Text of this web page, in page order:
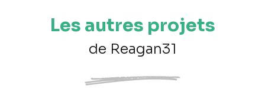
Les autres projets
de Reagan31